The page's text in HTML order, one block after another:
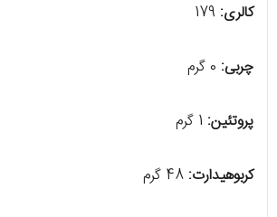
کالری:
چربی:
پروتئین:
کربوهیدارت: